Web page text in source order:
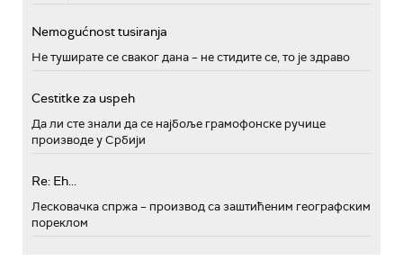
Nemogućnost tusiranja
Не туширате се сваког дана – не стидите се, то је здраво
Cestitke za uspeh
Да ли сте знали да се најбоље грамофонске ручице
производе у Србији
Re: Eh...
Лесковачка спржа – производ са заштићеним географским
пореклом